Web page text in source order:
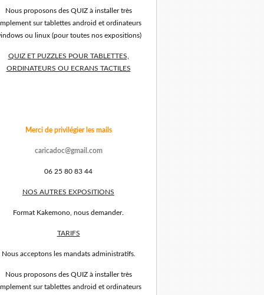
Nous proposons des QUIZ à installer très
sur tablettes android et ordinateurs
ou linux (pour toutes nos expositions)
QUIZ ET PUZZLES POUR TABLETTES,
ORDINATEURS OU ECRANS TACTILES
Merci de privilégier les mails
caricadoc@gmail.com
06 25 80 83 44
NOS AUTRES EXPOSITIONS
Format Kakemono, nous demander.
TARIFS
Nous acceptons les mandats administratifs.
Nous proposons des QUIZ à installer très
sur tablettes android et ordinateurs